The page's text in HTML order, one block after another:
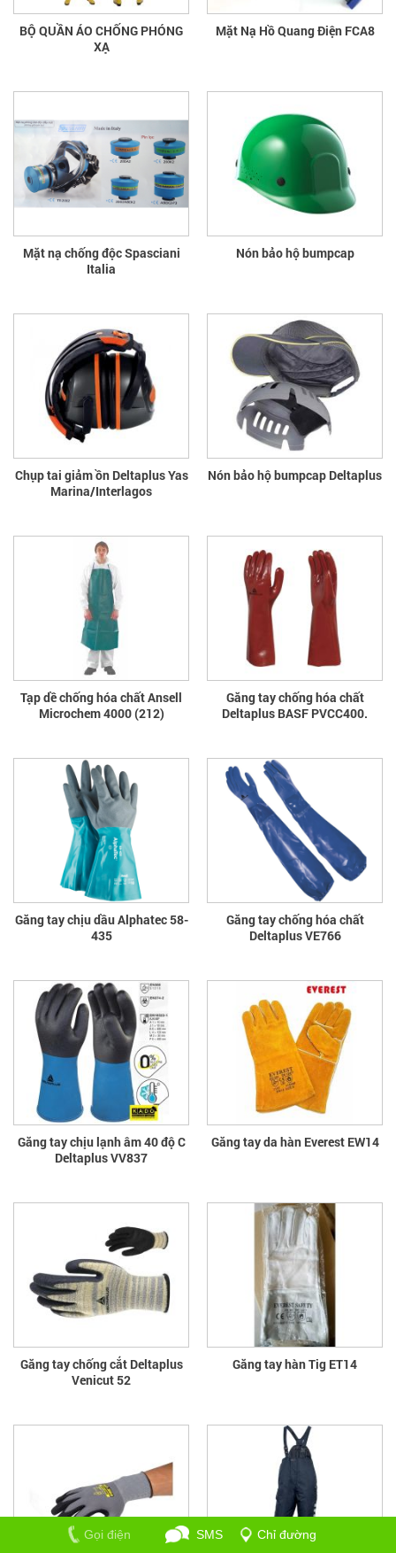
BỘ QUẦN ÁO CHỐNG PHÓNG
XẠ
Mặt Nạ Hồ Quang Điện FCA8
Mặt nạ chống độc Spasciani
Italia
Nón bảo hộ bumpcap
Chụp tai giảm ồn Deltaplus Yas
Marina/Interlagos
Nón bảo hộ bumpcap Deltaplus
Tạp dề chống hóa chất Ansell
Microchem 4000 (212)
Găng tay chống hóa chất
Deltaplus BASF PVCC400.
Găng tay chịu dầu Alphatec 58-
435
Găng tay chống hóa chất
Deltaplus VE766
Găng tay chịu lạnh âm 40 độ C
Deltaplus VV837
Găng tay da hàn Everest EW14
Găng tay chống cắt Deltaplus
Venicut 52
Găng tay hàn Tig ET14
Gọi điện SMS Chỉ đường